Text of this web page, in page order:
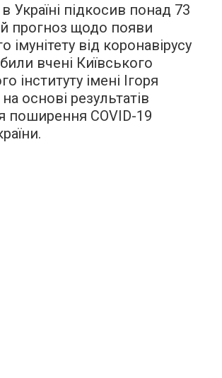
Україні підкосив понад 73
прогноз щодо появи
імунітету від коронавірусу
вчені Київського
інституту імені Ігоря
основі результатів
поширення COVID-19